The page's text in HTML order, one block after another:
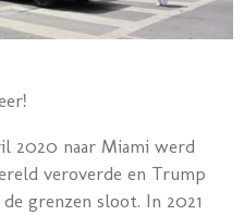
2020 naar Miami werd
veroverde en Trump
grenzen sloot. In 2021